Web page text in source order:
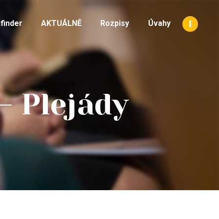
AKTUÁLNĚ Rozpisy Úvahy
Plejády